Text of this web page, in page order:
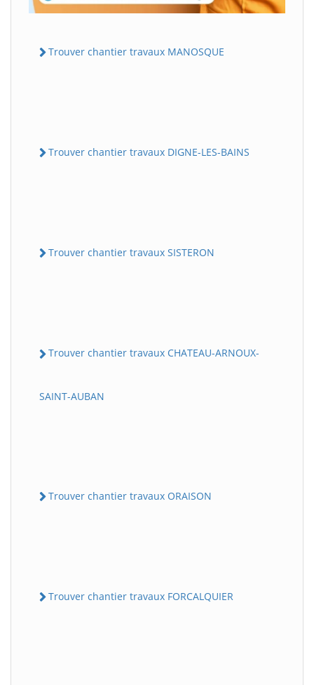
Trouver chantier travaux MANOSQUE
Trouver chantier travaux DIGNE-LES-BAINS
Trouver chantier travaux SISTERON
Trouver chantier travaux CHATEAU-ARNOUX-
SAINT-AUBAN
Trouver chantier travaux ORAISON
Trouver chantier travaux FORCALQUIER